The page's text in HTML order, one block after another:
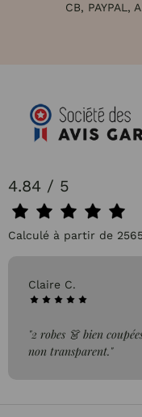
CB, PAYPAL,
4.84 / 5
Calculé à partir de
Claire C.
"2 robes 👗 bien
non transparent."